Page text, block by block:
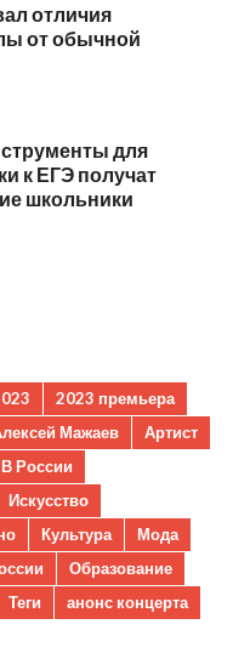
отличия
от обычной
для
к ЕГЭ получат
школьники
2023 премьера
Мажаев
Артист
В России
Искусство
Культура
Мода
Образование
Теги
анонс концерта